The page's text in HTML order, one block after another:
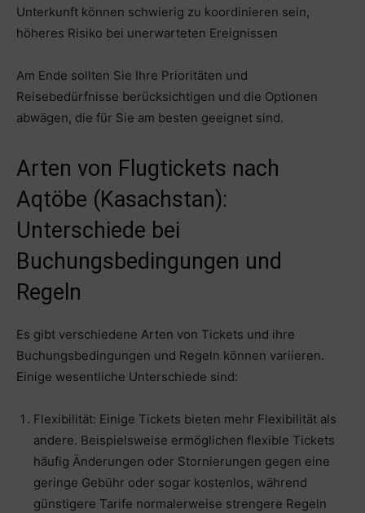
Unterkunft können schwierig zu koordinieren sein,
höheres Risiko bei unerwarteten Ereignissen
Am Ende sollten Sie Ihre Prioritäten und
Reisebedürfnisse berücksichtigen und die Optionen
abwägen, die für Sie am besten geeignet sind.
Arten von Flugtickets nach
Aqtöbe (Kasachstan):
Unterschiede bei
Buchungsbedingungen und
Regeln
Es gibt verschiedene Arten von Tickets und ihre
Buchungsbedingungen und Regeln können variieren.
Einige wesentliche Unterschiede sind:
Flexibilität: Einige Tickets bieten mehr Flexibilität als
andere. Beispielsweise ermöglichen flexible Tickets
häufig Änderungen oder Stornierungen gegen eine
geringe Gebühr oder sogar kostenlos, während
günstigere Tarife normalerweise strengere Regeln